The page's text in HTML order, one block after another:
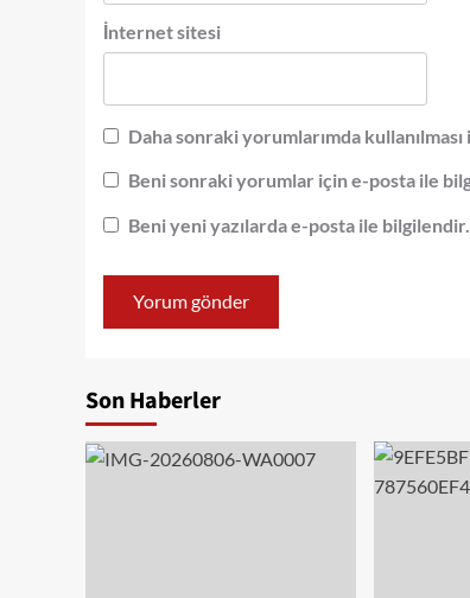
İnternet sitesi
Daha sonraki yorumlarımda
Beni sonraki yorumlar için e-posta ile
Beni yeni yazılarda e-posta ile bilgilendir.
Son Haberler